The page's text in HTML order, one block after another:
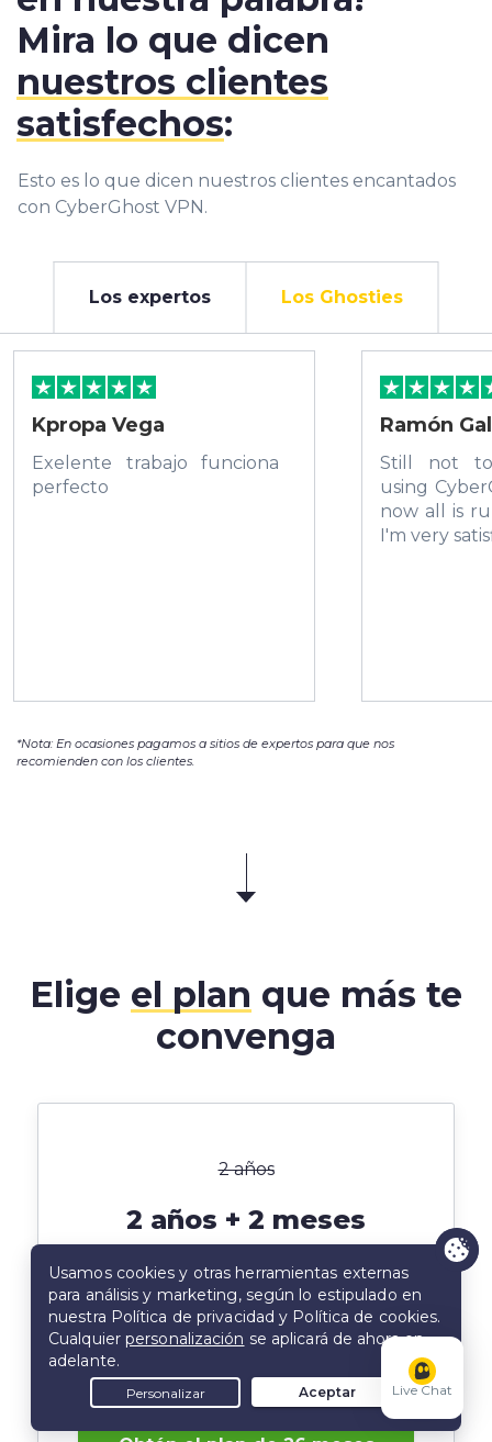
Mira lo que dicen
nuestros clientes
satisfechos:
Esto es lo que dicen nuestros clientes encantados
con CyberGhost VPN.
Los expertos Los Ghosties
Kpropa Vega
Exelente trabajo funciona
perfecto
Ramón
Still not
using
now all is
I'm very
*Nota: En ocasiones pagamos a sitios de expertos para que nos
recomienden con los clientes.
Elige el plan que más te
convenga
2 años
2 años + 2 meses
$ 2.19 /mes
$56.94 los primeros 26 meses y a
continuación se renueva automáticamente
Live Chat